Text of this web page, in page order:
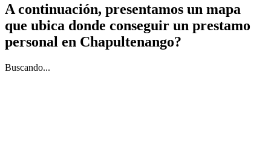
A continuación, presentamos un mapa
que ubica donde conseguir un prestamo
personal en Chapultenango?
Buscando...